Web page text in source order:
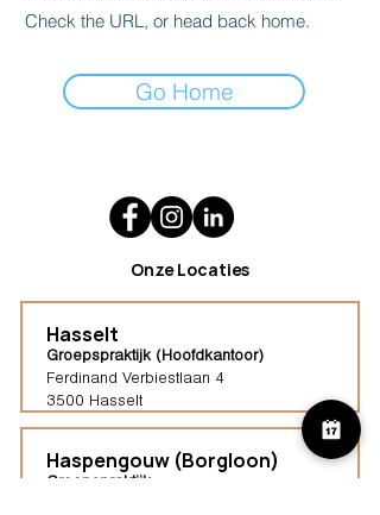
Check the URL, or head back home.
Go Home
Onze Locaties
Hasselt
Groepspraktijk (Hoofdkantoor)
Ferdinand Verbiestlaan 4
3500 Hasselt
Haspengouw (Borgloon)